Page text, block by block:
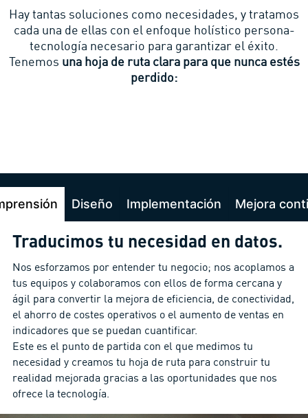
Hay tantas soluciones como necesidades, y tratamos
cada una de ellas con el enfoque holístico persona-
tecnología necesario para garantizar el éxito.
Tenemos una hoja de ruta clara para que nunca estés
perdido:
Diseño Implementación Mejora
Traducimos tu necesidad en datos.
Nos esforzamos por entender tu negocio; nos acoplamos a
tus equipos y colaboramos con ellos de forma cercana y
ágil para convertir la mejora de eficiencia, de conectividad,
el ahorro de costes operativos o el aumento de ventas en
indicadores que se puedan cuantificar.
Este es el punto de partida con el que medimos tu
necesidad y creamos tu hoja de ruta para construir tu
realidad mejorada gracias a las oportunidades que nos
ofrece la tecnología.